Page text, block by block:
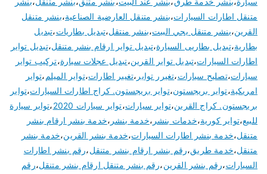
متنقل اطارات السيارات،بنشر متنقل العارضية الصناعية،بنشر متنقل
القرين،بنشر متنقل يجي البيت،بنشر منتقل،تبديل بطاريات،تبديل
بطارية،تبديل بطاريى السيارة،تبديل تواير ارقام بنشر متنقل،تبديل تواير
اطارات السيارات،تبديل تواير القرين،تبديل عجلات سيارة،تركيب تواير
سيارات،تصليح سيارات،تغيرر تواير ،تغيير اطارات،تواير الميلم ،تواير
امريكية،تواير بريجستون،تواير بريجستون. كراج اطارات السيارات،تواير
بريجستون. كراج القرين،تواير سيارات،تواير سيارات 2020 ،تواير سيارة
للبيع،تواير كورية،خدمات بنشر ،خدمة بنشر ،خدمة بنشر ارقام بنشر
متنقل،خدمة بنشر اطارات السيارات،خدمة بنشر القرين،خدمة بنشر
متنقل،خدمة طريق،رقم بنشر ارقام بنشر متنقل،رقم بنشر اطارات
السيارات،رقم بنشر القرين،رقم بنشر متنقل ارقام بنشر متنقل،رقم